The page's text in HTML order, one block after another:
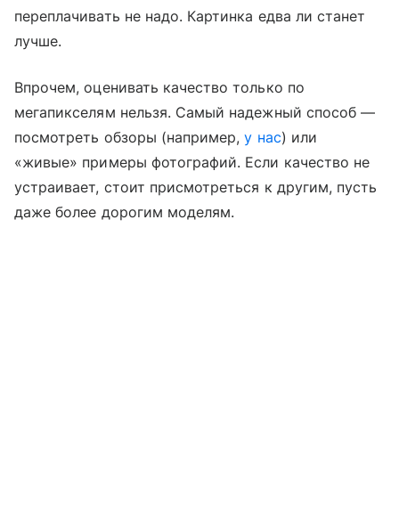
переплачивать не надо. Картинка едва ли станет
лучше.
Впрочем, оценивать качество только по
мегапикселям нельзя. Самый надежный способ —
посмотреть обзоры (например,у нас) или
«живые» примеры фотографий. Если качество не
устраивает, стоит присмотреться к другим, пусть
даже более дорогим моделям.